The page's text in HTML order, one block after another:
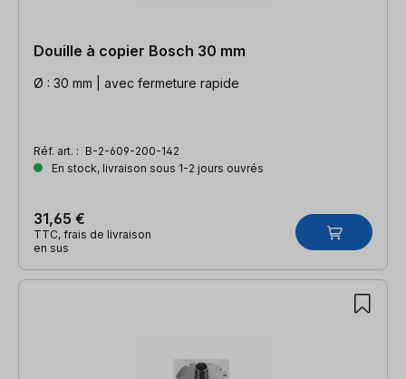
Douille à copier Bosch 30 mm
Ø : 30 mm | avec fermeture rapide
Réf. art. : B-2-609-200-142
En stock, livraison sous 1-2 jours ouvrés
31,65 €
TTC, frais de livraison
en sus